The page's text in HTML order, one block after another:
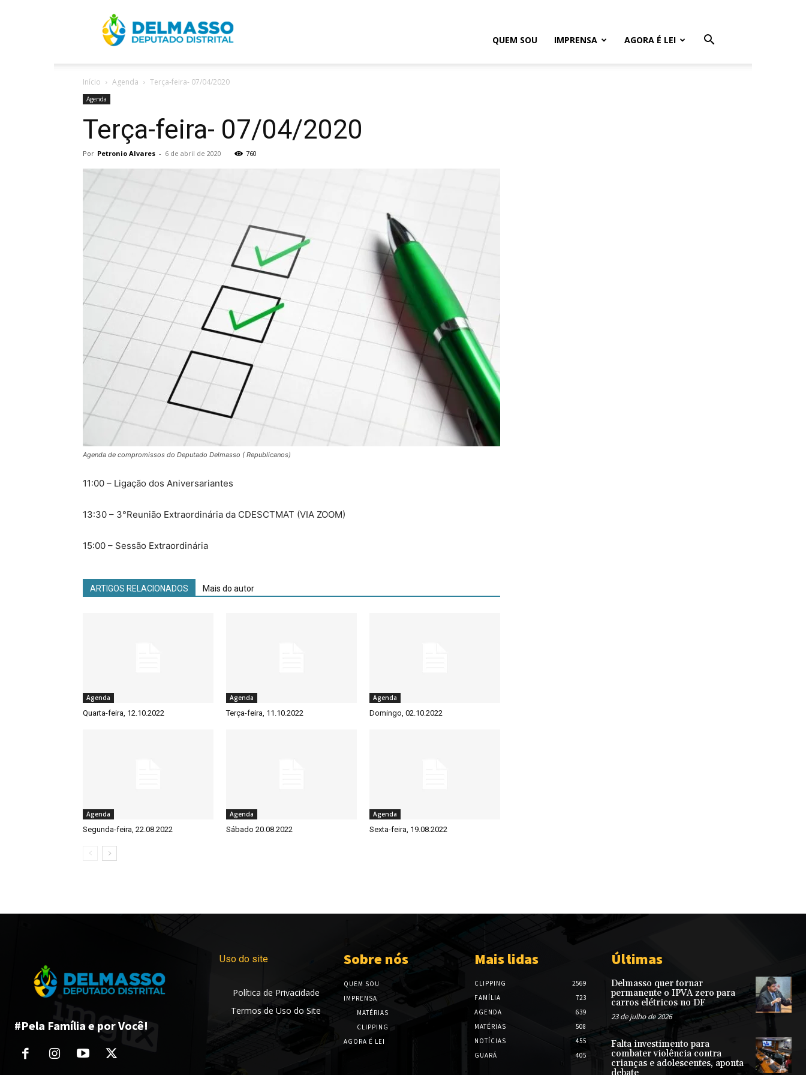
QUEM SOU IMPRENSA AGORA É LEI
Início Agenda Terça-feira- 07/04/2020
Agenda
Terça-feira- 07/04/2020
Por Petronio Alvares - 6 de abril de 2020 760
Agenda de compromissos do Deputado Delmasso ( Republicanos)
11:00 – Ligação dos Aniversariantes
13:30 – 3°Reunião Extraordinária da CDESCTMAT (VIA ZOOM)
15:00 – Sessão Extraordinária
ARTIGOS RELACIONADOS Mais do autor
Agenda
Quarta-feira, 12.10.2022
Agenda
Terça-feira, 11.10.2022
Agenda
Domingo, 02.10.2022
Agenda
Segunda-feira, 22.08.2022
Agenda
Sábado 20.08.2022
Agenda
Sexta-feira, 19.08.2022
#Pela Família e por Você!
Uso do site
Política de Privacidade
Termos de Uso do Site
Sobre nós
QUEM SOU
IMPRENSA
MATÉRIAS
CLIPPING
AGORA É LEI
Mais lidas
CLIPPING
2569
FAMÍLIA
723
AGENDA
639
MATÉRIAS
508
NOTÍCIAS
455
GUARÁ
405
Últimas
Delmasso quer tornar
permanente o IPVA zero para
carros elétricos no DF
23 de julho de 2026
Falta investimento para
combater violência contra
crianças e adolescentes, aponta